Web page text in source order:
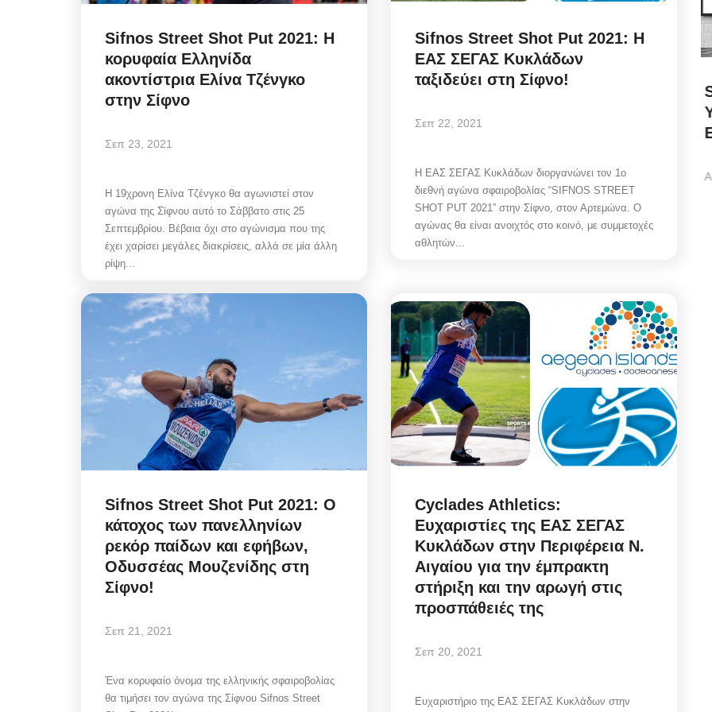
Sifnos Street Shot Put 2021: H
κορυφαία Ελληνίδα
ακοντίστρια Eλίνα Τζένγκο
στην Σίφνο
Σεπ 23, 2021
Η 19χρονη Ελίνα Τζένγκο θα αγωνιστεί στον
αγώνα της Σϊφνου αυτό το Σάββατο στις 25
Σεπτεμβρίου. Βέβαια όχι στο αγώνισμα που της
έχει χαρίσει μεγάλες διακρίσεις, αλλά σε μία άλλη
ρίψη...
Sifnos Street Shot Put 2021: Η
ΕΑΣ ΣΕΓΑΣ Κυκλάδων
ταξιδεύει στη Σίφνο!
Σεπ 22, 2021
Η ΕΑΣ ΣΕΓΑΣ Κυκλάδων διοργανώνει τον 1ο
διεθνή αγώνα σφαιροβολίας “SIFNOS STREET
SHOT PUT 2021” στην Σίφνο, στον Αρτεμώνα. Ο
αγώνας θα είναι ανοιχτός στο κοινό, με συμμετοχές
αθλητών...
Sifnos Street Shot Put 2021: Ο
κάτοχος των πανελληνίων
ρεκόρ παίδων και εφήβων,
Οδυσσέας Μουζενίδης στη
Σίφνο!
Σεπ 21, 2021
Ένα κορυφαίο όνομα της ελληνικής σφαιροβολίας
θα τιμήσει τον αγώνα της Σίφνου Sifnos Street
Cyclades Athletics:
Ευχαριστίες της ΕΑΣ ΣΕΓΑΣ
Κυκλάδων στην Περιφέρεια Ν.
Αιγαίου για την έμπρακτη
στήριξη και την αρωγή στις
προσπάθειές της
Σεπ 20, 2021
Ευχαριστήριο της ΕΑΣ ΣΕΓΑΣ Κυκλάδων στην
Police Misconduct: Συνελήφθη
αστυνομικός στην Μύκονο,
Police Misconduct / Στην Μύκονο, συνελήφθη
αστυνομικός, που υπηρετεί στη Γενική...
State Transparency Reform:
Εγκυκλίων...
Αυγ 7, 2026
State Transparency Reform / Υποχρεωτική η
ανάρτηση Εγκυκλίων από 1η Οκτωβρίου! Ό,τι...